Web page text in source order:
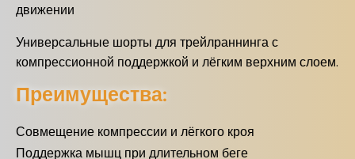
движении
Универсальные шорты для трейлраннинга с
компрессионной поддержкой и лёгким верхним слоем.
Преимущества:
Совмещение компрессии и лёгкого кроя
Поддержка мышц при длительном беге